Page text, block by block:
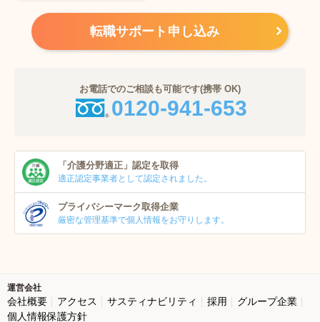
転職サポート申し込み
お電話でのご相談も可能です(携帯 OK)
0120-941-653
「介護分野適正」 認定を取得
適正認定事業者として認定されました。
プライバシーマーク取得企業
厳密な管理基準で個人情報をお守りします。
運営会社
会社概要 アクセス サスティナビリティ 採用
グループ企業
個人情報保護方針